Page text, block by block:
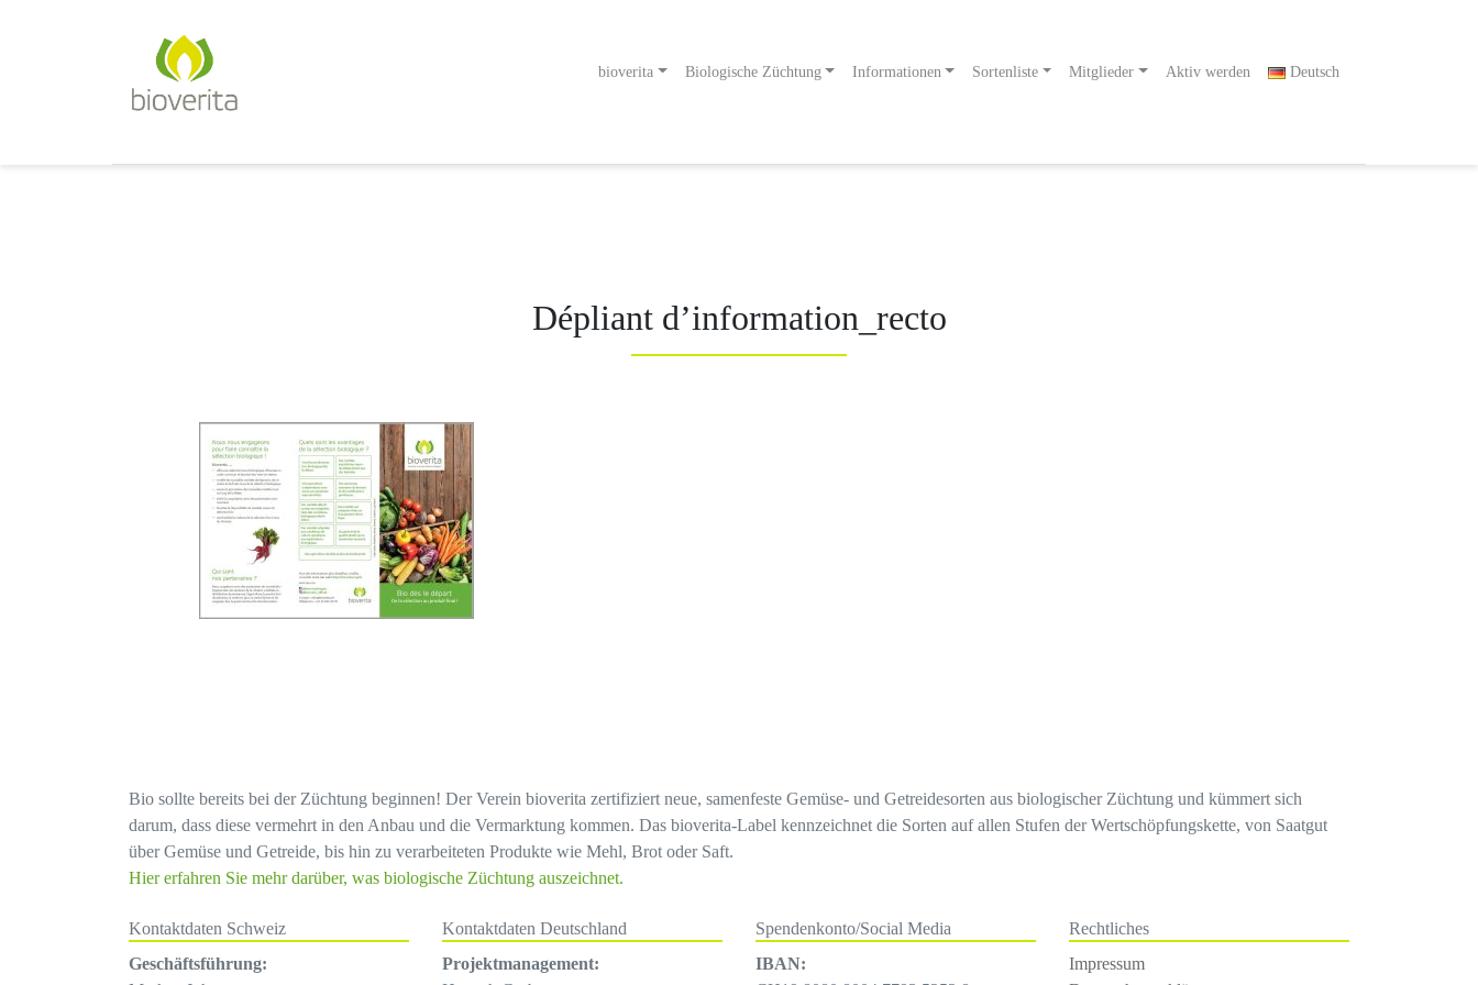
bioverita Biologische Züchtung Informationen Sortenliste Mitglieder Aktiv werden Deutsch
Dépliant d’information_recto
Bio sollte bereits bei der Züchtung beginnen! Der Verein bioverita zertifiziert neue, samenfeste Gemüse- und Getreidesorten aus biologischer Züchtung und kümmert sich
darum, dass diese vermehrt in den Anbau und die Vermarktung kommen. Das bioverita-Label kennzeichnet die Sorten auf allen Stufen der Wertschöpfungskette, von Saatgut
über Gemüse und Getreide, bis hin zu verarbeiteten Produkte wie Mehl, Brot oder Saft.
Hier erfahren Sie mehr darüber, was biologische Züchtung auszeichnet.
Kontaktdaten Schweiz
Geschäftsführung:
Kontaktdaten Deutschland
Projektmanagement:
Spendenkonto/Social Media
IBAN:
Rechtliches
Impressum